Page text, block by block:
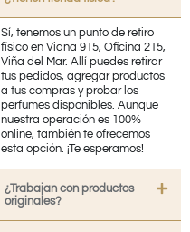
Sí, tenemos un punto de retiro
físico en Viana 915, Oficina 215,
Viña del Mar. Allí puedes retirar
tus pedidos, agregar productos
a tus compras y probar los
perfumes disponibles. Aunque
nuestra operación es 100%
online, también te ofrecemos
esta opción. ¡Te esperamos!
¿Trabajan con productos
originales?